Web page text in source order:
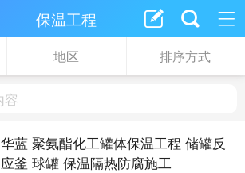
保温工程
地区 排序方式
华蓝 聚氨酯化工罐体保温工程 储罐反
应釜 球罐 保温隔热防腐施工